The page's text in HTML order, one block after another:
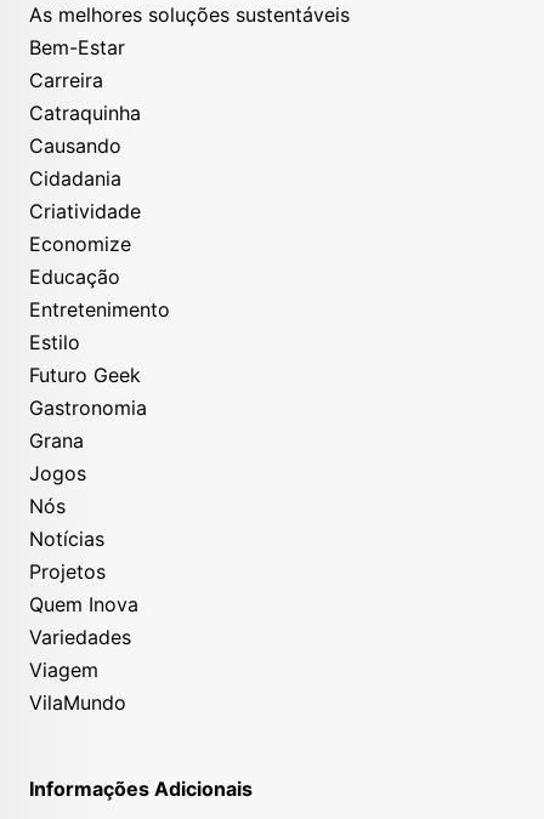
As melhores soluções sustentáveis
Bem-Estar
Carreira
Catraquinha
Causando
Cidadania
Criatividade
Economize
Educação
Entretenimento
Estilo
Futuro Geek
Gastronomia
Grana
Jogos
Nós
Notícias
Projetos
Quem Inova
Variedades
Viagem
VilaMundo
Informações Adicionais